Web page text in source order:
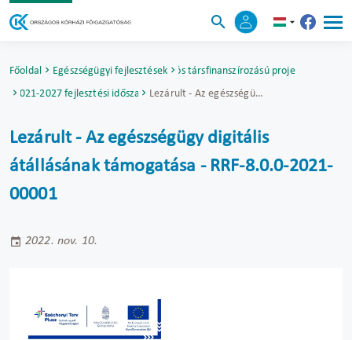
Főoldal Egészségügyi fejlesztésekUniós társfinanszírozású projektek
2021-2027 fejlesztési időszak
Lezárult - Az egészségügy digitális átállásának támogatása - RRF-8.0.0-2021-00001
Lezárult - Az egészségügy digitális
átállásának támogatása - RRF-8.0.0-2021-
00001
2022. nov. 10.